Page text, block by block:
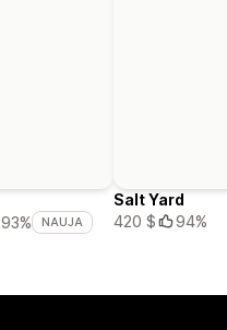
93% NAUJA
Salt Yard
420 $
94%